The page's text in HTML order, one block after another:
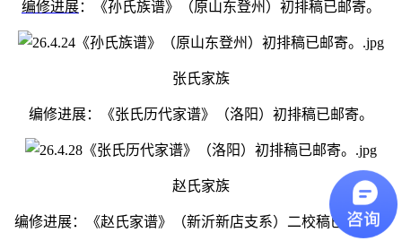
编修进展：《孙氏族谱》（原山东登州）初排稿已邮寄。
张氏家族
编修进展：《张氏历代家谱》（洛阳）初排稿已邮寄。
赵氏家族
编修进展：《赵氏家谱》（新沂新店支系）二校稿已邮寄。